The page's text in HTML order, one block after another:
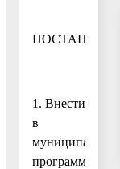
1. Внести
в
муниципальную
программу